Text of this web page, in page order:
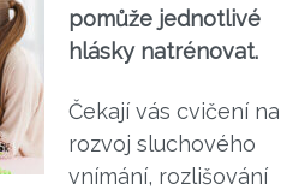
pomůže jednotlivé
hlásky natrénovat.
Čekají vás cvičení na
rozvoj sluchového
vnímání, rozlišování